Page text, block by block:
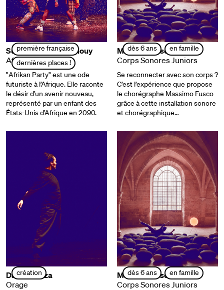
première française
dernières places !
Supa Rich Kids / Oulouy
Afrikan Party
"Afrikan Party" est une ode
futuriste à l’Afrique. Elle raconte
le désir d’un avenir nouveau,
représenté par un enfant des
États-Unis d’Afrique en 2090.
dès 6 ans en famille
Massimo Fusco
Corps Sonores Juniors
Se reconnecter avec son corps ?
C’est l’expérience que propose
le chorégraphe Massimo Fusco
grâce à cette installation sonore
et chorégraphique…
création
Dalila Belaza
Orage
dès 6 ans en famille
Massimo Fusco
Corps Sonores Juniors